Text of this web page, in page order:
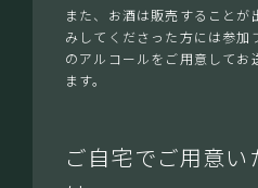
また、お酒は販売すること
みしてくださった方には参加
のアルコールをご用意してお
ます。
ご自宅でご用意い